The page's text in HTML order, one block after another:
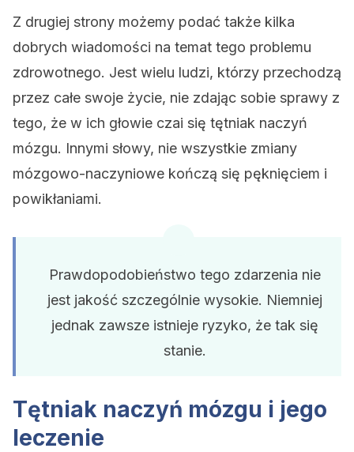
Z drugiej strony możemy podać także kilka
dobrych wiadomości na temat tego problemu
zdrowotnego. Jest wielu ludzi, którzy przechodzą
przez całe swoje życie, nie zdając sobie sprawy z
tego, że w ich głowie czai się tętniak naczyń
mózgu. Innymi słowy, nie wszystkie zmiany
mózgowo-naczyniowe kończą się pęknięciem i
powikłaniami.
Prawdopodobieństwo tego zdarzenia nie
jest jakość szczególnie wysokie. Niemniej
jednak zawsze istnieje ryzyko, że tak się
stanie.
Tętniak naczyń mózgu i jego
leczenie